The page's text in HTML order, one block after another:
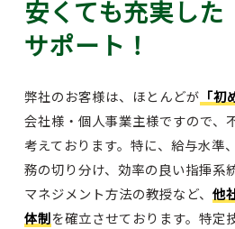
安くても充実した
サポート！
弊社のお客様は、ほとんどが 「
会社様・個人事業主様ですので、
考えております。特に、給与水準
務の切り分け、効率の良い指揮系
マネジメント方法の教授など、 他
体制を確立させております。特定